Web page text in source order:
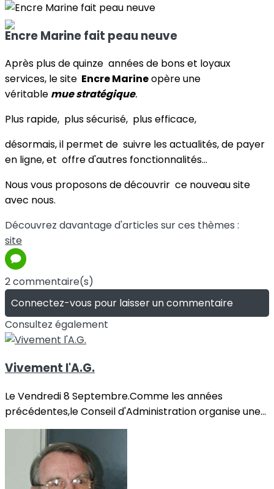
Encre Marine fait peau neuve
Après plus de quinze années de bons et loyaux
services, le site Encre Marineopère une
véritable mue stratégique.
Plus rapide, plus sécurisé, plus efficace,
désormais, il permet de suivre les actualités, de payer
en ligne, et offre d'autres fonctionnalités...
Nous vous proposons de découvrir ce nouveau site
avec nous.
Découvrez davantage d'articles sur ces thèmes :
site
2 commentaire(s)
Connectez-vous pour laisser un commentaire
Consultez également
Vivement l'A.G.
Le Vendredi 8 Septembre.Comme les années
précédentes,le Conseil d'Administration organise une...